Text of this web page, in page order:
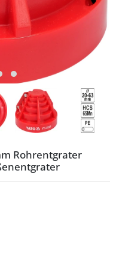
Rohrentgrater